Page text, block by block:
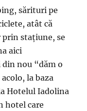
sărituri pe
atât că
prin stațiune, se
aici
din nou “dăm o
la baza
Hotelul Iadolina
hotel care